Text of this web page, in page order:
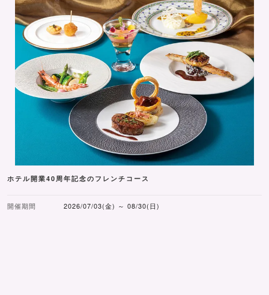
ホテル開業40周年記念のフレンチコース
開催期間 2026/07/03(金) ～ 08/30(日)